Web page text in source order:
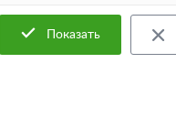
Показать